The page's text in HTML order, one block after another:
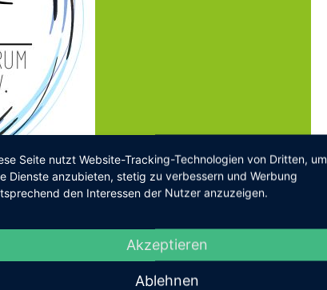
in unserem Studio an. Rehasport ist für
Seite nutzt Website-Tracking-Technologien von Dritten, um
Dienste anzubieten, stetig zu verbessern und Werbung
den Interessen der Nutzer anzuzeigen.
Akzeptieren
Ablehnen